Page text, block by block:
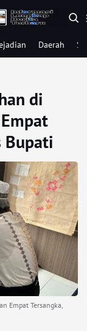
Daerah
di
Bupati
Empat Tersangka,